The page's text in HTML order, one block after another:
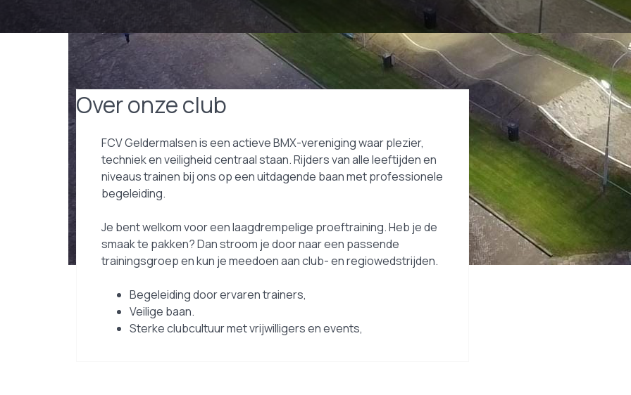
Over onze club
FCV Geldermalsen is een actieve BMX-vereniging waar plezier,
techniek en veiligheid centraal staan. Rijders van alle leeftijden en
niveaus trainen bij ons op een uitdagende baan met professionele
begeleiding.
Je bent welkom voor een laagdrempelige proeftraining. Heb je de
smaak te pakken? Dan stroom je door naar een passende
trainingsgroep en kun je meedoen aan club- en regiowedstrijden.
Begeleiding door ervaren trainers,
Veilige baan.
Sterke clubcultuur met vrijwilligers en events,